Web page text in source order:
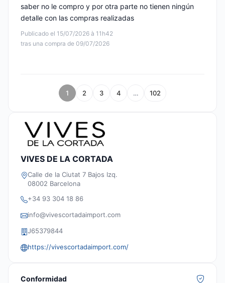
Publicado el 15/07/2026 à 11h42
tras una compra de 09/07/2026
saber no le compro y por otra parte no tienen ningún
detalle con las compras realizadas
1 2 3 4 … 102
VIVES DE LA CORTADA
Calle de la Ciutat 7 Bajos Izq.
08002 Barcelona
+34 93 304 18 86
info@vivescortadaimport.com
J65379844
https://vivescortadaimport.com/
Conformidad